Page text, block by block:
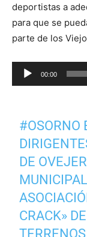
deportistas a
para que se
parte de los
Reproductor
de
00:00
#OSORNO
DE
CRACK»